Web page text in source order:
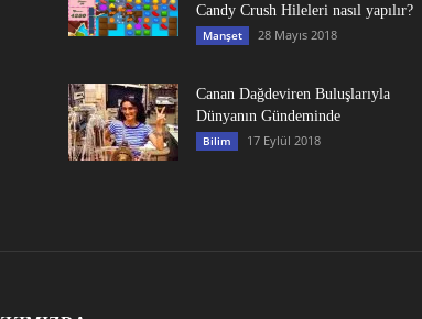
Candy Crush Hileleri nasıl yapılır?
Manşet 28 Mayıs 2018
Canan Dağdeviren Buluşlarıyla
Dünyanın Gündeminde
Bilim 17 Eylül 2018